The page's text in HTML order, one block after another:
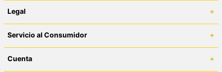
Legal
+
Políticas de Cambios y Devoluciones
Servicio al Consumidor
+
Cuenta
+